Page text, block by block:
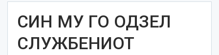
СИН МУ ГО ОДЗЕЛ
СЛУЖБЕНИОТ